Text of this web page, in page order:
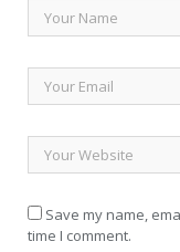
Save my name,
time I comment.